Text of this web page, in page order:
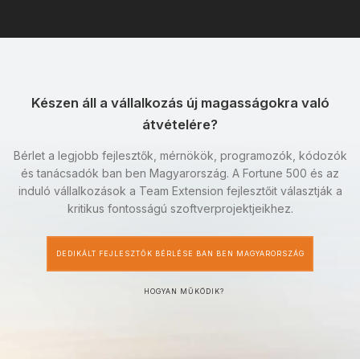
Készen áll a vállalkozás új magasságokra való
átvételére?
Bérlet a legjobb fejlesztők, mérnökök, programozók, kódozók
és tanácsadók ban ben Magyarország. A Fortune 500 és az
induló vállalkozások a Team Extension fejlesztőit választják a
kritikus fontosságú szoftverprojektjeikhez.
DEDIKÁLT FEJLESZTŐK BÉRLÉSE BAN BEN MAGYARORSZÁG
HOGYAN MŰKÖDIK?